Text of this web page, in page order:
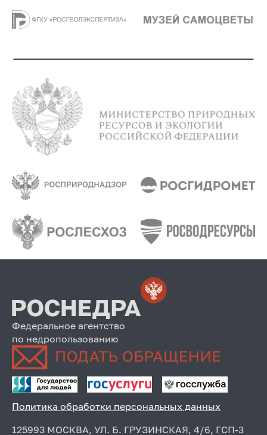
Федеральное агентство
по недропользованию
Политика обработки персональных данных
125993 МОСКВА, УЛ. Б. ГРУЗИНСКАЯ, 4/6, ГСП-3